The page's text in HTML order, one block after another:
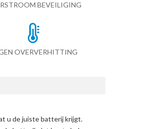
BEVEILIGING
OVERVERHITTING
u de juiste batterij krijgt.